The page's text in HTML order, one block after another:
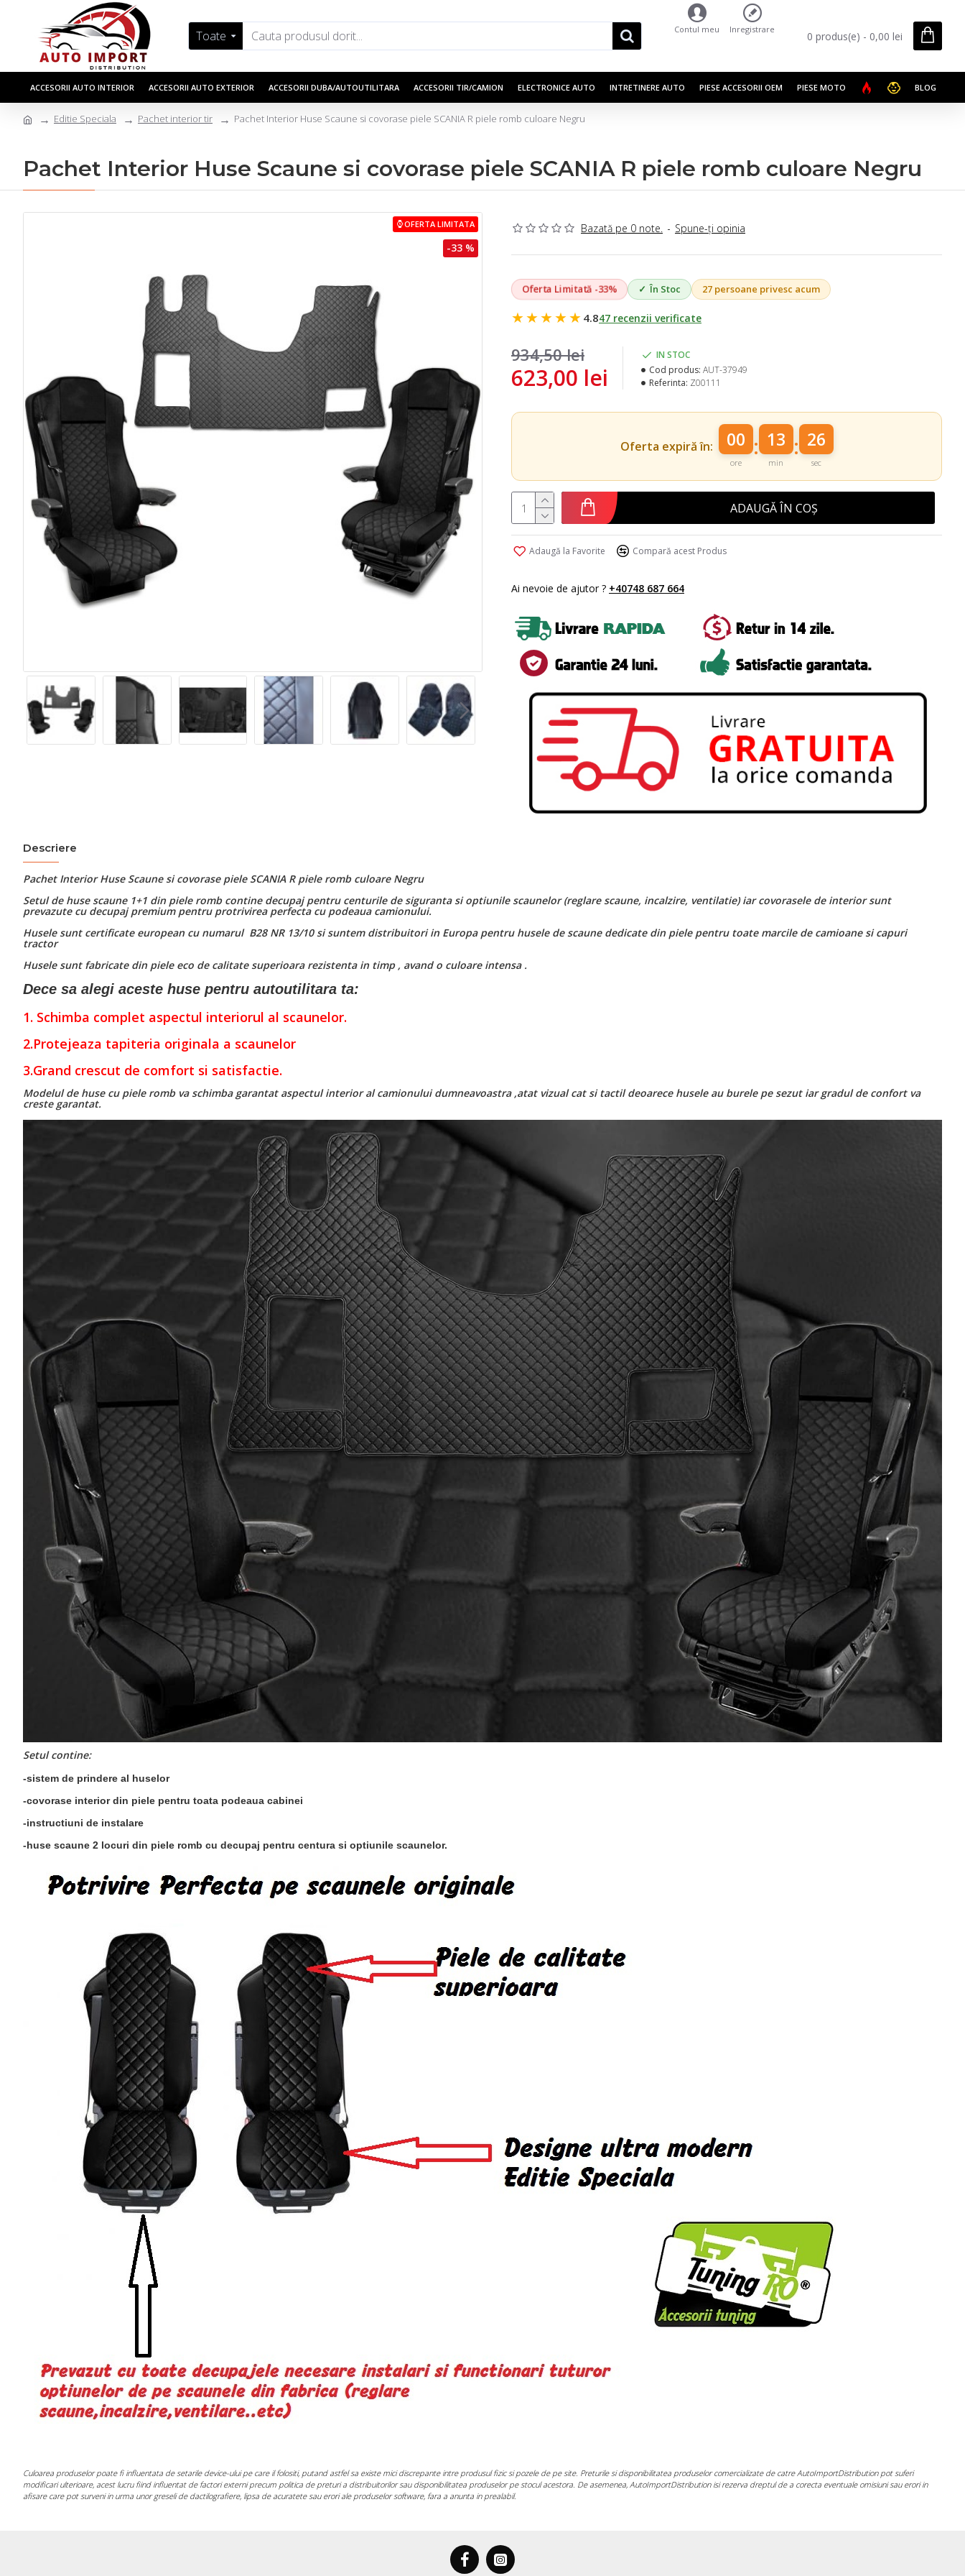
Toate Contul meu Inregistrare 0 produs(e) - 0,00 lei
ACCESORII AUTO INTERIOR ACCESORII AUTO EXTERIOR ACCESORII DUBA/AUTOUTILITARA ACCESORII TIR/CAMION ELECTRONICE AUTO INTRETINERE AUTO PIESE ACCESORII OEM PIESE MOTO BLOG
Editie Speciala Pachet interior tir Pachet Interior Huse Scaune si covorase piele SCANIA R piele romb culoare Negru
Pachet Interior Huse Scaune si covorase piele SCANIA R piele romb culoare Negru
OFERTA LIMITATA
-33 %
Bazată pe 0 note. - Spune-ţi opinia
Oferta Limitată -33% În Stoc 27 persoane privesc acum
★★★★★ 4.847 recenzii verificate
623,00 lei
934,50 lei
IN STOC
Cod produs: AUT-37949
Referinta: Z00111
Oferta expiră în: 00
ore
: 13
min
: 25
sec
ADAUGĂ ÎN COȘ
Adaugă la Favorite Compară acest Produs
Ai nevoie de ajutor ? +40748 687 664
Descriere
Pachet Interior Huse Scaune si covorase piele SCANIA R piele romb culoare Negru
Setul de huse scaune 1+1 din piele romb contine decupaj pentru centurile de siguranta si optiunile scaunelor (reglare scaune, incalzire, ventilatie) iar covorasele de interior sunt
prevazute cu decupaj premium pentru protrivirea perfecta cu podeaua camionului.
Husele sunt certificate european cu numarul B28 NR 13/10 si suntem distribuitori in Europa pentru husele de scaune dedicate din piele pentru toate marcile de camioane si capuri
tractor
Husele sunt fabricate din piele eco de calitate superioara rezistenta in timp , avand o culoare intensa .
Dece sa alegi aceste huse pentru autoutilitara ta:
1. Schimba complet aspectul interiorul al scaunelor.
2.Protejeaza tapiteria originala a scaunelor
3.Grand crescut de comfort si satisfactie.
Modelul de huse cu piele romb va schimba garantat aspectul interior al camionului dumneavoastra ,atat vizual cat si tactil deoarece husele au burele pe sezut iar gradul de confort va
creste garantat.
Setul contine:
-sistem de prindere al huselor
-covorase interior din piele pentru toata podeaua cabinei
-instructiuni de instalare
-huse scaune 2 locuri din piele romb cu decupaj pentru centura si optiunile scaunelor.
Culoarea produselor poate fi influentata de setarile device-ului pe care il folositi, putand astfel sa existe mici discrepante intre produsul fizic si pozele de pe site. Preturile si disponibilitatea produselor comercializate de catre AutoImportDistribution pot suferi
modificari ulterioare, acest lucru fiind influentat de factori externi precum politica de preturi a distribuitorilor sau disponibilitatea produselor pe stocul acestora. De asemenea, AutoImportDistribution isi rezerva dreptul de a corecta eventuale omisiuni sau erori in
afisare care pot surveni in urma unor greseli de dactilografiere, lipsa de acuratete sau erori ale produselor software, fara a anunta in prealabil.